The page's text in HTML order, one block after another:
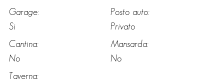
Garage:
Si
Posto auto:
Privato
Cantina:
No
Mansarda:
No
Taverna: